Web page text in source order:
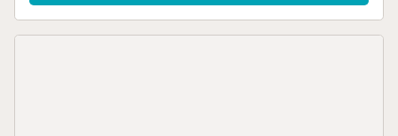
Duche/bidê/WC. 2 varandas, terraço, terraço-jardim. Móveis de